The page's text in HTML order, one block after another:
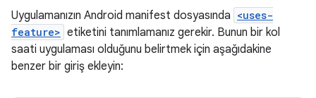
Uygulamanızın Android manifest dosyasında <uses-
feature> etiketini tanımlamanız gerekir. Bunun bir kol
saati uygulaması olduğunu belirtmek için aşağıdakine
benzer bir giriş ekleyin: